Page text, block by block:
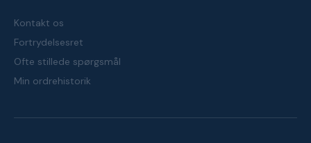
Kontakt os
Fortrydelsesret
Ofte stillede spørgsmål
Min ordrehistorik